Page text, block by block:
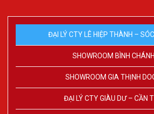
ĐẠI LÝ CTY LÊ HIỆP THÀNH –
SHOWROOM BÌNH CHÁNH
SHOWROOM GIA THỊNH
ĐẠI LÝ CTY GIÀU DƯ – CẦN